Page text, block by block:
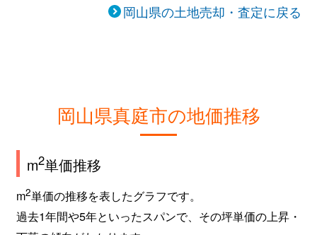
岡山県の土地売却・査定に戻る
岡山県真庭市の地価推移
m2単価推移
m2単価の推移を表したグラフです。
過去1年間や5年といったスパンで、その坪単価の上昇・